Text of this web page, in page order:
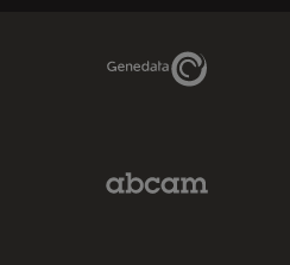
Genedata Link